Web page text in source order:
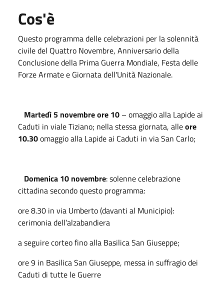
Cos'è
Questo programma delle celebrazioni per la solennità
civile del Quattro Novembre, Anniversario della
Conclusione della Prima Guerra Mondiale, Festa delle
Forze Armate e Giornata dell'Unità Nazionale.
Martedì 5 novembre ore 10 – omaggio alla Lapide ai
Caduti in viale Tiziano; nella stessa giornata, alleore
10.30omaggio alla Lapide ai Caduti in via San Carlo;
Domenica 10 novembre: solenne celebrazione
cittadina secondo questo programma:
ore 8.30 in via Umberto (davanti al Municipio):
cerimonia dell’alzabandiera
a seguire corteo fino alla Basilica San Giuseppe;
ore 9 in Basilica San Giuseppe, messa in suffragio dei
Caduti di tutte le Guerre